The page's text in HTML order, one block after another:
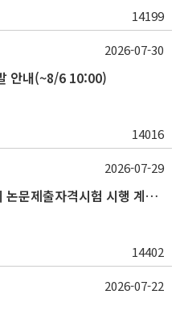
14199
안내(~8/6 10:00)
14016
2026-07-30
2026학년도 2학기 석·박사학위 논문제출자격시험 시행 계획 공고
14402
2026-07-29
2026-07-22